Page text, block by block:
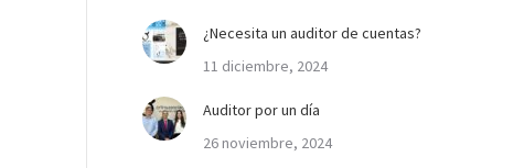
¿Necesita un auditor de cuentas?
11 diciembre, 2024
Auditor por un día
26 noviembre, 2024